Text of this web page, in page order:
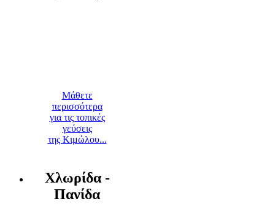
Μάθετε
περισσότερα
για τις τοπικές
γεύσεις
της Κιμώλου...
Χλωρίδα -
Πανίδα